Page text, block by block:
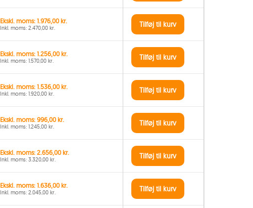
Ekskl. moms: 1.976,00 kr.
Inkl. moms: 2.470,00 kr. Tilføj til kurv
Ekskl. moms: 1.256,00 kr.
Inkl. moms: 1.570,00 kr. Tilføj til kurv
Ekskl. moms: 1.536,00 kr.
Inkl. moms: 1.920,00 kr. Tilføj til kurv
Ekskl. moms: 996,00 kr.
Inkl. moms: 1.245,00 kr. Tilføj til kurv
Ekskl. moms: 2.656,00 kr.
Inkl. moms: 3.320,00 kr. Tilføj til kurv
Ekskl. moms: 1.636,00 kr.
Inkl. moms: 2.045,00 kr. Tilføj til kurv